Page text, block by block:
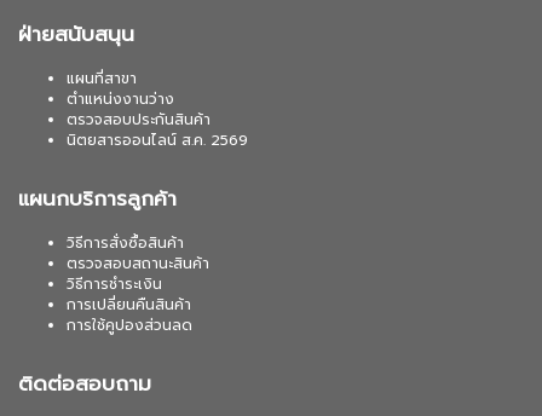
ฝ่ายสนับสนุน
แผนที่สาขา
ตำแหน่งงานว่าง
ตรวจสอบประกันสินค้า
นิตยสารออนไลน์ ส.ค. 2569
แผนกบริการลูกค้า
วิธีการสั่งซื้อสินค้า
ตรวจสอบสถานะสินค้า
วิธีการชำระเงิน
การเปลี่ยนคืนสินค้า
การใช้คูปองส่วนลด
ติดต่อสอบถาม